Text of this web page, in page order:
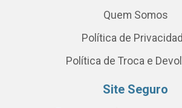
Quem Somos
Política de
Política de Troca e
Site Seguro